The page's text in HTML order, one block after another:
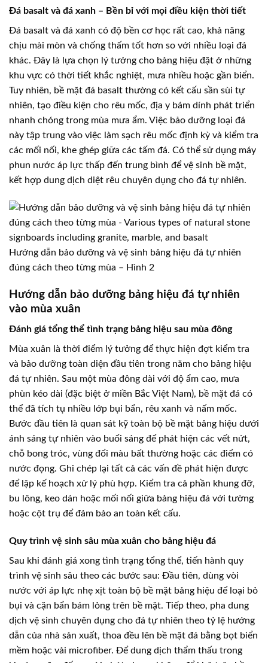
Đá basalt và đá xanh – Bền bỉ với mọi điều kiện thời tiết
Đá basalt và đá xanh có độ bền cơ học rất cao, khả năng
chịu mài mòn và chống thấm tốt hơn so với nhiều loại đá
khác. Đây là lựa chọn lý tưởng cho bảng hiệu đặt ở những
khu vực có thời tiết khắc nghiệt, mưa nhiều hoặc gần biển.
Tuy nhiên, bề mặt đá basalt thường có kết cấu sần sùi tự
nhiên, tạo điều kiện cho rêu mốc, địa y bám dính phát triển
nhanh chóng trong mùa mưa ẩm. Việc bảo dưỡng loại đá
này tập trung vào việc làm sạch rêu mốc định kỳ và kiểm tra
các mối nối, khe ghép giữa các tấm đá. Có thể sử dụng máy
phun nước áp lực thấp đến trung bình để vệ sinh bề mặt,
kết hợp dung dịch diệt rêu chuyên dụng cho đá tự nhiên.
Hướng dẫn bảo dưỡng và vệ sinh bảng hiệu đá tự nhiên
đúng cách theo từng mùa – Hình 2
Hướng dẫn bảo dưỡng bảng hiệu đá tự nhiên
vào mùa xuân
Đánh giá tổng thể tình trạng bảng hiệu sau mùa đông
Mùa xuân là thời điểm lý tưởng để thực hiện đợt kiểm tra
và bảo dưỡng toàn diện đầu tiên trong năm cho bảng hiệu
đá tự nhiên. Sau một mùa đông dài với độ ẩm cao, mưa
phùn kéo dài (đặc biệt ở miền Bắc Việt Nam), bề mặt đá có
thể đã tích tụ nhiều lớp bụi bẩn, rêu xanh và nấm mốc.
Bước đầu tiên là quan sát kỹ toàn bộ bề mặt bảng hiệu dưới
ánh sáng tự nhiên vào buổi sáng để phát hiện các vết nứt,
chỗ bong tróc, vùng đổi màu bất thường hoặc các điểm có
nước đọng. Ghi chép lại tất cả các vấn đề phát hiện được
để lập kế hoạch xử lý phù hợp. Kiểm tra cả phần khung đỡ,
bu lông, keo dán hoặc mối nối giữa bảng hiệu đá với tường
hoặc cột trụ để đảm bảo an toàn kết cấu.
Quy trình vệ sinh sâu mùa xuân cho bảng hiệu đá
Sau khi đánh giá xong tình trạng tổng thể, tiến hành quy
trình vệ sinh sâu theo các bước sau: Đầu tiên, dùng vòi
nước với áp lực nhẹ xịt toàn bộ bề mặt bảng hiệu để loại bỏ
bụi và cặn bẩn bám lỏng trên bề mặt. Tiếp theo, pha dung
dịch vệ sinh chuyên dụng cho đá tự nhiên theo tỷ lệ hướng
dẫn của nhà sản xuất, thoa đều lên bề mặt đá bằng bọt biển
mềm hoặc vải microfiber. Để dung dịch thẩm thấu trong